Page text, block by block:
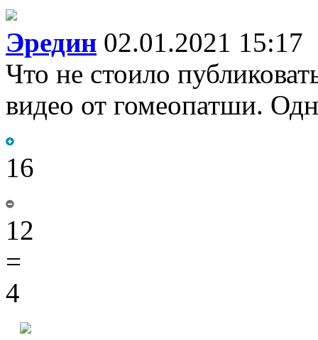
Эредин 02.01.2021 15:17
Что не стоило
видео от гомеопатши.
16
12
=
4